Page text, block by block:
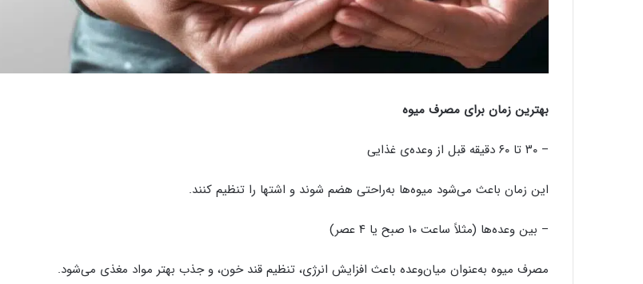
بهترین زمان برای مصرف میوه
– ۳۰ تا ۶۰ دقیقه قبل از وعده‌ی غذایی
این زمان باعث می‌شود میوه‌ها به‌راحتی هضم شوند و اشتها را تنظیم کنند.
– بین وعده‌ها (مثلاً ساعت ۱۰ صبح یا ۴ عصر)
مصرف میوه به‌عنوان میان‌وعده باعث افزایش انرژی، تنظیم قند خون، و جذب بهتر مواد مغذی می‌شود.